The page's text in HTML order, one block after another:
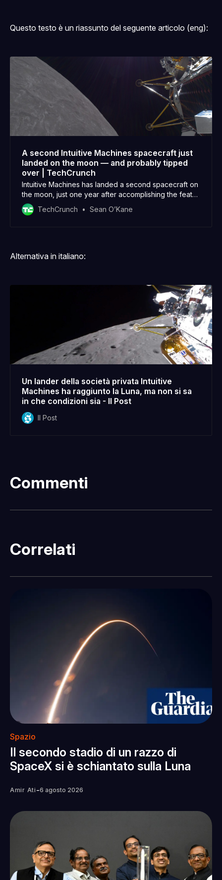
Questo testo è un riassunto del seguente articolo (eng):
A second Intuitive Machines spacecraft just
landed on the moon — and probably tipped
over | TechCrunch
Intuitive Machines has landed a second spacecraft on
the moon, just one year after accomplishing the feat
for the first time ever. Unfortunately, much
TechCrunch Sean O’Kane
Alternativa in italiano:
Un lander della società privata Intuitive
Machines ha raggiunto la Luna, ma non si sa
in che condizioni sia - Il Post
Il Post
Commenti
Correlati
Spazio
Il secondo stadio di un razzo di
SpaceX si è schiantato sulla Luna
Amir Ati -6 agosto 2026